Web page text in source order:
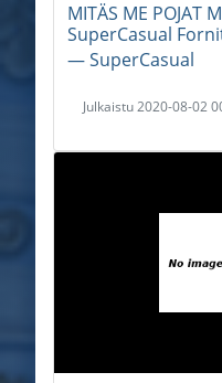
MITÄS ME POJAT
SuperCasual
― SuperCasual
Julkaistu 2020-08-02